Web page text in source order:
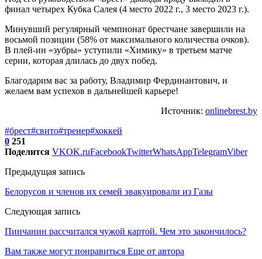
финал четырех Кубка Салея (4 место 2022 г., 3 место 2023 г.).
Минувший регулярный чемпионат брестчане завершили на
восьмой позиции (58% от максимального количества очков).
В плей-ин «зубры» уступили «Химику» в третьем матче
серии, которая длилась до двух побед.
Благодарим вас за работу, Владимир Фердинантович, и
желаем вам успехов в дальнейшей карьере!
Источник: onlinebrest.by
#брест#свито#тренер#хоккей
0 251
Поделится VKOK.ruFacebookTwitterWhatsAppTelegramViber
Предыдущая запись
Белорусов и членов их семей эвакуировали из Газы
Следующая запись
Пинчанин рассчитался чужой картой. Чем это закончилось?
Вам также могут понравиться Еще от автора